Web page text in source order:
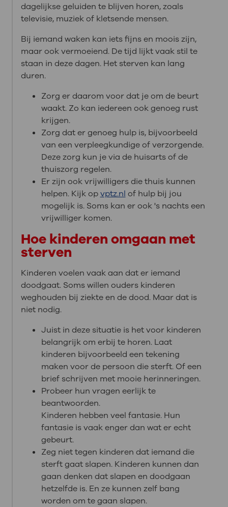
dagelijkse geluiden te blijven horen, zoals
televisie, muziek of kletsende mensen.
Bij iemand waken kan iets fijns en moois zijn,
maar ook vermoeiend. De tijd lijkt vaak stil te
staan in deze dagen. Het sterven kan lang
duren.
Zorg er daarom voor dat je om de beurt
waakt. Zo kan iedereen ook genoeg rust
krijgen.
Zorg dat er genoeg hulp is, bijvoorbeeld
van een verpleegkundige of verzorgende.
Deze zorg kun je via de huisarts of de
thuiszorg regelen.
Er zijn ook vrijwilligers die thuis kunnen
helpen. Kijk opvptz.nl of hulp bij jou
mogelijk is. Soms kan er ook 's nachts een
vrijwilliger komen.
Hoe kinderen omgaan met
sterven
Kinderen voelen vaak aan dat er iemand
doodgaat. Soms willen ouders kinderen
weghouden bij ziekte en de dood. Maar dat is
niet nodig.
Juist in deze situatie is het voor kinderen
belangrijk om erbij te horen. Laat
kinderen bijvoorbeeld een tekening
maken voor de persoon die sterft. Of een
brief schrijven met mooie herinneringen.
Probeer hun vragen eerlijk te
beantwoorden.
Kinderen hebben veel fantasie. Hun
fantasie is vaak enger dan wat er echt
gebeurt.
Zeg niet tegen kinderen dat iemand die
sterft gaat slapen. Kinderen kunnen dan
gaan denken dat slapen en doodgaan
hetzelfde is. En ze kunnen zelf bang
worden om te gaan slapen.